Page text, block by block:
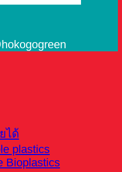
ได้
plastics
Bioplastics